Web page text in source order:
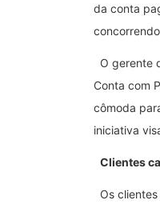
da conta
O gerente
Conta com
cômoda
iniciativa
Clientes
Os